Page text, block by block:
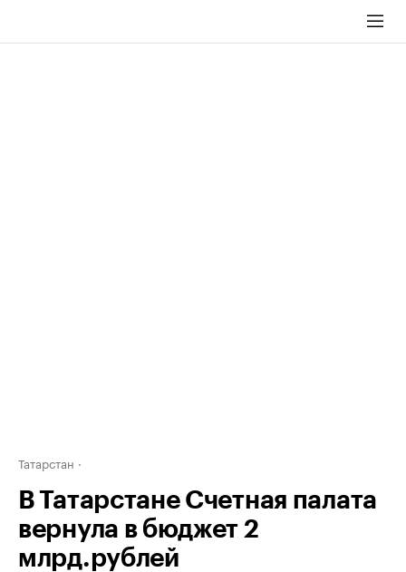
Татарстан
В Татарстане Счетная палата
вернула в бюджет 2
млрд.рублей